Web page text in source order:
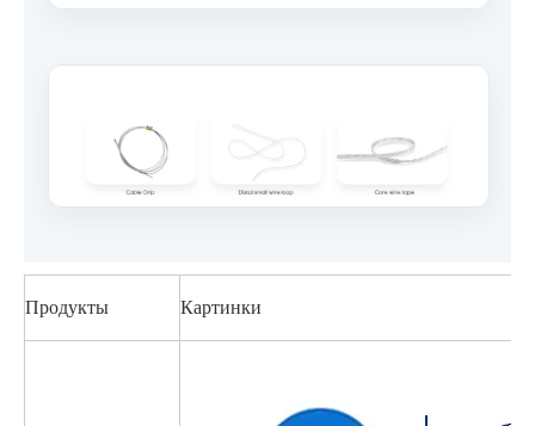
Продукты Картинки